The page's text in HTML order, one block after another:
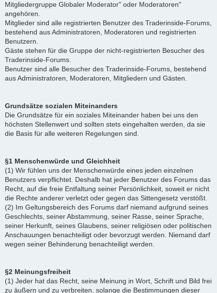
Mitgliedergruppe Globaler Moderator" oder Moderatoren"
angehören.
Mitglieder sind alle registrierten Benutzer des Traderinside-Forums,
bestehend aus Administratoren, Moderatoren und registrierten
Benutzern.
Gäste stehen für die Gruppe der nicht-registrierten Besucher des
Traderinside-Forums.
Benutzer sind alle Besucher des Traderinside-Forums, bestehend
aus Administratoren, Moderatoren, Mitgliedern und Gästen.
Grundsätze sozialen Miteinanders
Die Grundsätze für ein soziales Miteinander haben bei uns den
höchsten Stellenwert und sollten stets eingehalten werden, da sie
die Basis für alle weiteren Regelungen sind.
§1 Menschenwürde und Gleichheit
(1) Wir fühlen uns der Menschenwürde eines jeden einzelnen
Benutzers verpflichtet. Deshalb hat jeder Benutzer des Forums das
Recht, auf die freie Entfaltung seiner Persönlichkeit, soweit er nicht
die Rechte anderer verletzt oder gegen das Sittengesetz verstößt.
(2) Im Geltungsbereich des Forums darf niemand aufgrund seines
Geschlechts, seiner Abstammung, seiner Rasse, seiner Sprache,
seiner Herkunft, seines Glaubens, seiner religiösen oder politischen
Anschauungen benachteiligt oder bevorzugt werden. Niemand darf
wegen seiner Behinderung benachteiligt werden.
§2 Meinungsfreiheit
(1) Jeder hat das Recht, seine Meinung in Wort, Schrift und Bild frei
zu äußern und zu verbreiten, solange die Bestimmungen dieser